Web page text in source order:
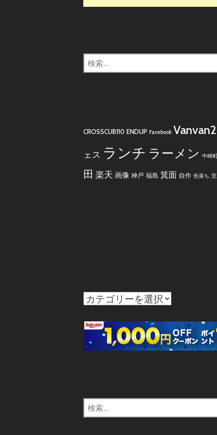
検
索:
CROSSCUB110 ENDUP Facebook
ェス ランチ ラーメン 中崎町
田 楽天 画像 神戸 福島 箕面 自作 色落ち
カ
ゴ
リ
ー
検
索: